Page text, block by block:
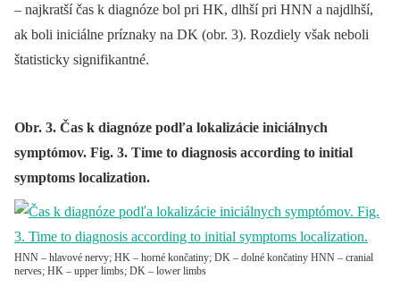
–⁠ najkratší čas k diagnóze bol pri HK, dlhší pri HNN a najdlhší,
ak boli iniciálne príznaky na DK (obr. 3). Rozdiely však neboli
štatisticky signifikantné.
Obr. 3. Čas k diagnóze podľa lokalizácie iniciálnych
symptómov. Fig. 3. Time to diagnosis according to initial
symptoms localization.
HNN – hlavové nervy; HK – horné končatiny; DK – dolné končatiny HNN – cranial
nerves; HK – upper limbs; DK – lower limbs